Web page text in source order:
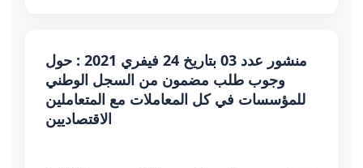
منشور عدد 03 بتاريخ 24 فيفري 2021 : حول
وجوب طلب مضمون من السجل الوطني
للمؤسسات في كل المعاملات مع المتعاملين
الاقتصاديين